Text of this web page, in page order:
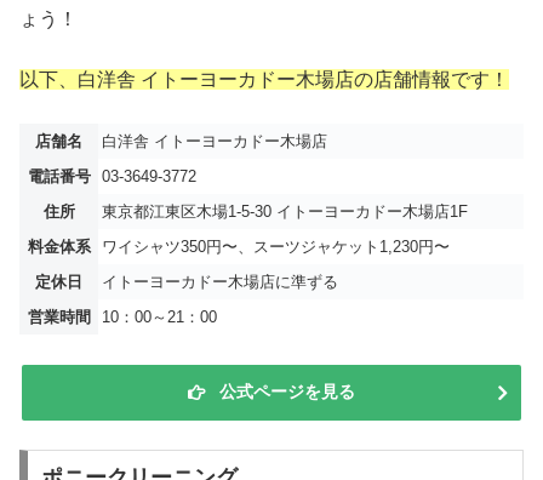
ょう！
以下、白洋舎 イトーヨーカドー木場店の店舗情報です！
店舗名
白洋舎 イトーヨーカドー木場店
電話番号
03-3649-3772
住所
東京都江東区木場1-5-30 イトーヨーカドー木場店1F
料金体系
ワイシャツ350円〜、スーツジャケット1,230円〜
定休日
イトーヨーカドー木場店に準ずる
営業時間
10：00～21：00
公式ページを見る